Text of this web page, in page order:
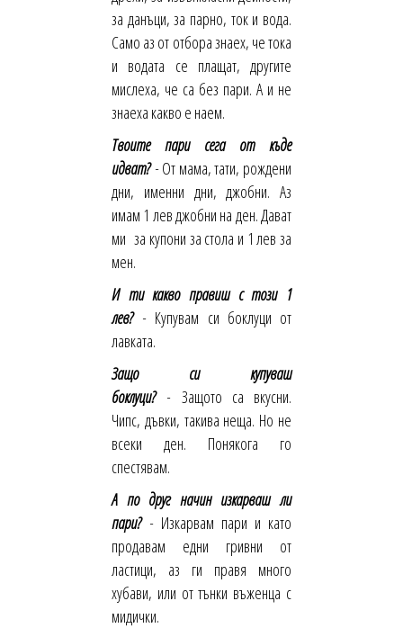
за данъци, за парно, ток и вода.
Само аз от отбора знаех, че тока
и водата се плащат, другите
мислеха, че са без пари. А и не
знаеха какво е наем.
Твоите пари сега от къде
идват?-От мама, тати, рождени
дни, именни дни, джобни. Аз
имам 1 лев джобни на ден. Дават
ми за купони за стола и 1 лев за
мен.
И ти какво правиш с този 1
лев?- Купувам си боклуци от
лавката.
Защо си купуваш
боклуци?- Защото са вкусни.
Чипс, дъвки, такива неща. Но не
всеки ден. Понякога го
спестявам.
А по друг начин изкарваш ли
пари?- Изкарвам пари и като
продавам едни гривни от
ластици, аз ги правя много
хубави, или от тънки въженца с
мидички.